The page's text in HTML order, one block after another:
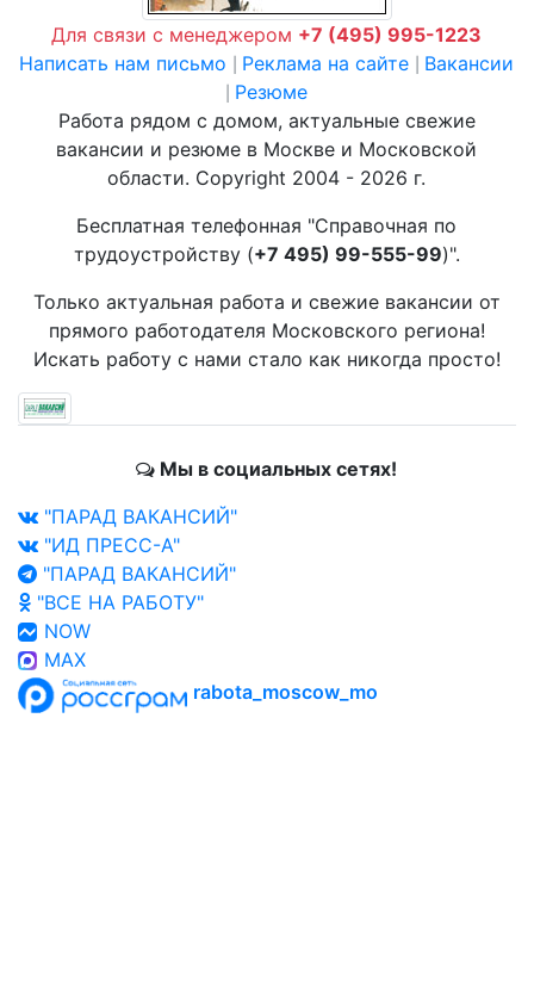
Для связи с менеджером +7 (495) 995-1223
Написать нам письмо
Реклама на сайте Вакансии
Резюме
Работа рядом с домом, актуальные свежие
вакансии и резюме в Москве и Московской
области. Copyright 2004 - 2026 г.
Бесплатная телефонная "Справочная по
трудоустройству (+7 495) 99-555-99)".
Только актуальная работа и свежие вакансии от
прямого работодателя Московского региона!
Искать работу с нами стало как никогда просто!
Мы в социальных сетях!
"ПАРАД ВАКАНСИЙ"
"ИД ПРЕСС-А"
"ПАРАД ВАКАНСИЙ"
"ВСЕ НА РАБОТУ"
NOW
MAX
rabota_moscow_mo